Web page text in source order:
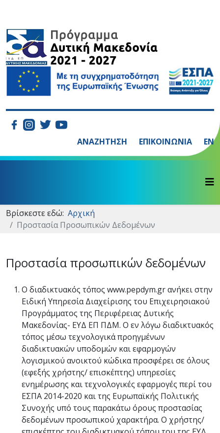
ΑΝΑΖΗΤΗΣΗ ΕΠΙΚΟΙΝΩΝΙΑ EN
Βρίσκεστε εδώ: Αρχική
Προστασία Προσωπικών Δεδομένων
Προστασία προσωπικών δεδομένων
Ο διαδικτυακός τόπος www.pepdym.gr ανήκει στην
Ειδική Υπηρεσία Διαχείρισης του Επιχειρησιακού
Προγράμματος της Περιφέρειας Δυτικής
Μακεδονίας- ΕΥΔ ΕΠ ΠΔΜ. Ο εν λόγω διαδικτυακός
τόπος μέσω τεχνολογικά προηγμένων
διαδικτυακών υποδομών και εφαρμογών
λογισμικού ανοικτού κώδικα προσφέρει σε όλους
(εφεξής χρήστης/ επισκέπτης) υπηρεσίες
ενημέρωσης και τεχνολογικές εφαρμογές περί του
ΕΣΠΑ 2014-2020 και της Ευρωπαϊκής Πολιτικής
Συνοχής υπό τους παρακάτω όρους προστασίας
δεδομένων προσωπικού χαρακτήρα. Ο χρήστης/